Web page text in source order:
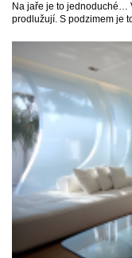
Na jaře je to jednoduché…
prodlužují. S podzimem je